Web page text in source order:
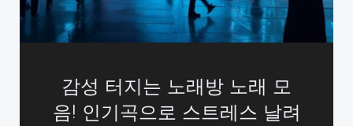
감성 터지는 노래방 노래 모
음! 인기곡으로 스트레스 날려